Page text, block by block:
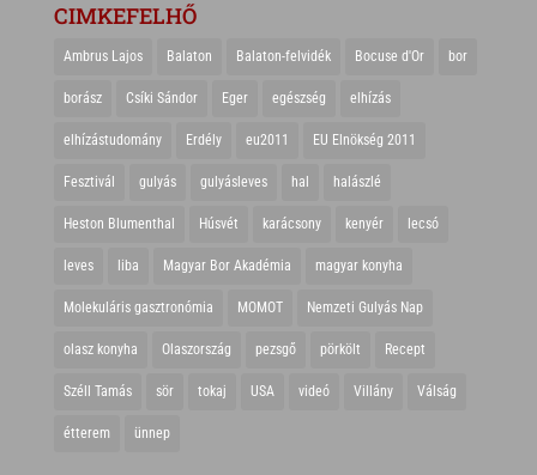
CIMKEFELHŐ
Ambrus Lajos Balaton Balaton-felvidék Bocuse d'Or bor
borász Csíki Sándor Eger egészség elhízás
elhízástudomány Erdély eu2011 EU Elnökség 2011
Fesztivál gulyás gulyásleves hal halászlé
Heston Blumenthal Húsvét karácsony kenyér lecsó
leves liba Magyar Bor Akadémia magyar konyha
Molekuláris gasztronómia MOMOT Nemzeti Gulyás Nap
olasz konyha Olaszország pezsgő pörkölt Recept
Széll Tamás sör tokaj USA videó Villány Válság
étterem ünnep